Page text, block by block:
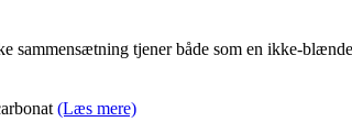
sammensætning tjener både som en ikke-
(Læs mere)